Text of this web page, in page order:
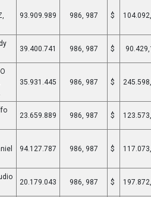
93.909.989 986, 987 $
39.400.741 986, 987 $
35.931.445 986, 987 $
23.659.889 986, 987 $
94.127.787 986, 987 $
20.179.043 986, 987 $